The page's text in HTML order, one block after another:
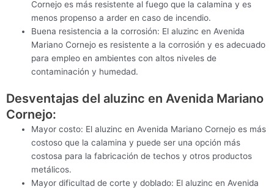
Cornejo es más resistente al fuego que la calamina y es
menos propenso a arder en caso de incendio.
Buena resistencia a la corrosión: El aluzinc en Avenida
Mariano Cornejo es resistente a la corrosión y es adecuado
para empleo en ambientes con altos niveles de
contaminación y humedad.
Desventajas del aluzinc en Avenida Mariano
Cornejo:
Mayor costo: El aluzinc en Avenida Mariano Cornejo es más
costoso que la calamina y puede ser una opción más
costosa para la fabricación de techos y otros productos
metálicos.
Mayor dificultad de corte y doblado: El aluzinc en Avenida